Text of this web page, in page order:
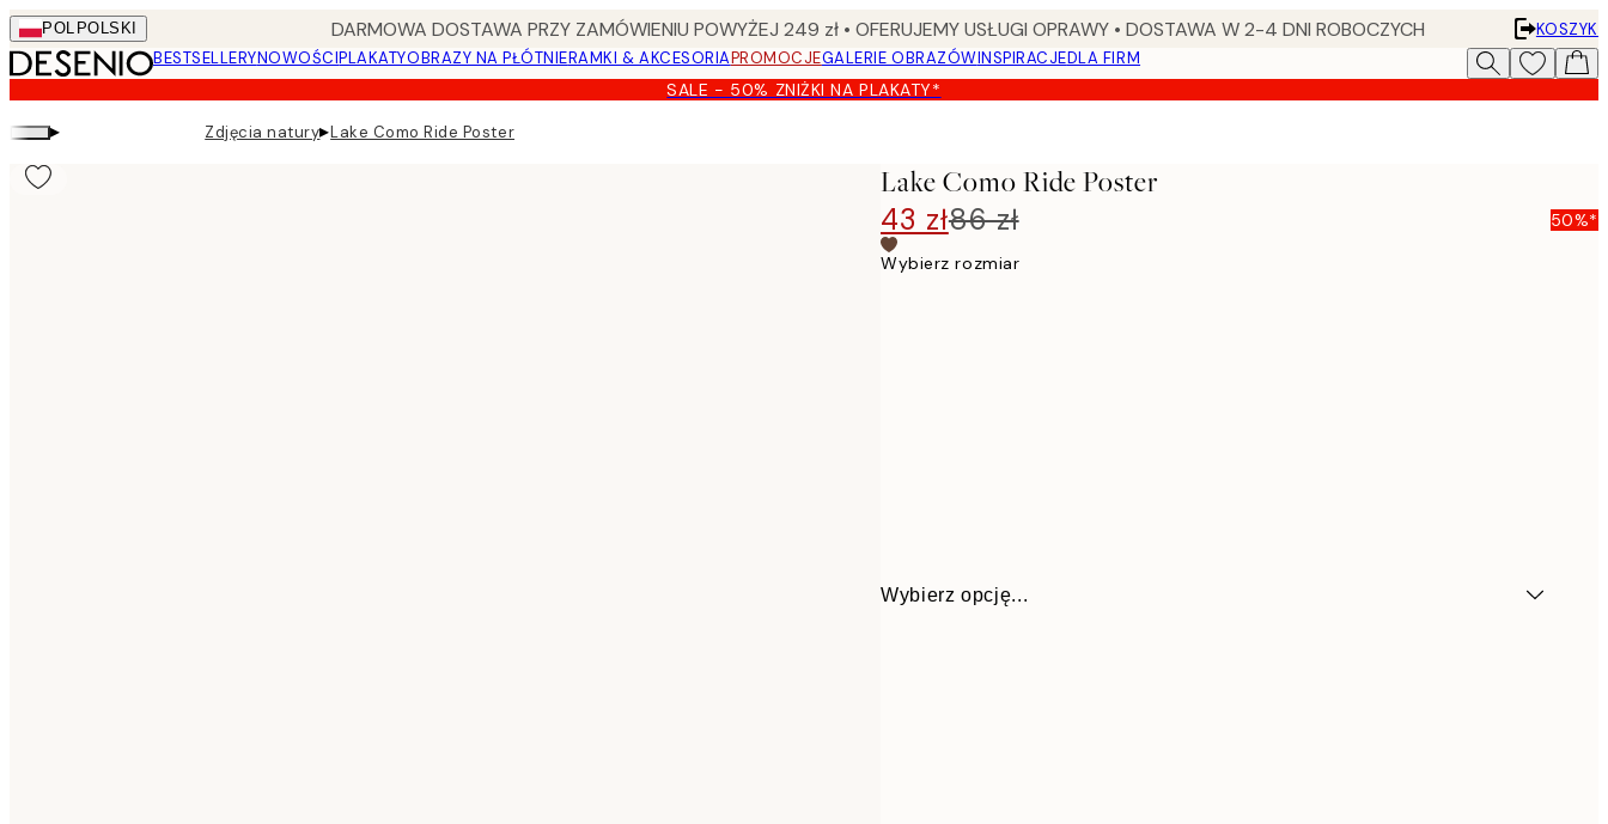
Skip
to
main
content.
POL POLSKI DARMOWA DOSTAWA PRZY ZAMÓWIENIU POWYŻEJ 249 zł • OFERUJEMY USŁUGI OPRAWY • DOSTAWA W 2-4 DNI ROBOCZYCH
KOSZYK
BESTSELLERYNOWOŚCIPLAKATYOBRAZY NA PŁÓTNIERAMKI & AKCESORIAPROMOCJEGALERIE OBRAZÓWINSPIRACJEDLA FIRM
SALE - 50% ZNIŻKI NA PLAKATY*
▸ Zdjęcia natury▸Lake Como Ride Poster
Lake Como Ride Poster
43 zł86 zł 50%*
Wybierz rozmiar
Wybierz opcję...